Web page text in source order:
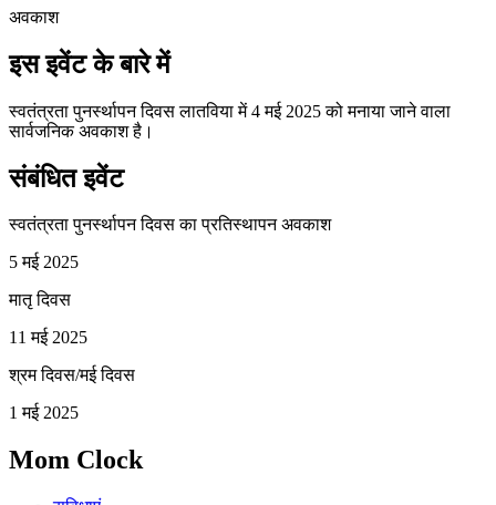
अवकाश
इस इवेंट के बारे में
स्वतंत्रता पुनर्स्थापन दिवस लातविया में 4 मई 2025 को मनाया जाने वाला
सार्वजनिक अवकाश है।
संबंधित इवेंट
स्वतंत्रता पुनर्स्थापन दिवस का प्रतिस्थापन अवकाश
5 मई 2025
मातृ दिवस
11 मई 2025
श्रम दिवस/मई दिवस
1 मई 2025
Mom Clock